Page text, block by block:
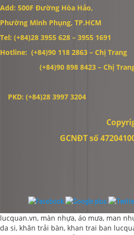
Add: 500F Đường Hòa Hảo,
Phường Minh Phụng, TP.HCM
Tel: (+84)28 3955 628 – 3955 1691
Hotline: (+84)90 118 2863 – Chị Trang
(+84)90 898 8423 – Chị
PKD: (+84)28 3997 3204
GCNĐT số
lucquan.vn, màn nhựa, áo mưa, man
da si, khăn trải bàn, khan trai ban